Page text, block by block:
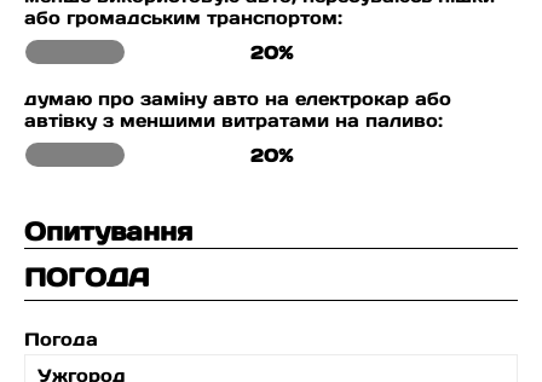
або громадським транспортом:
20%
думаю про заміну авто на електрокар або
автівку з меншими витратами на паливо:
20%
Опитування
ПОГОДА
Погода
Ужгород